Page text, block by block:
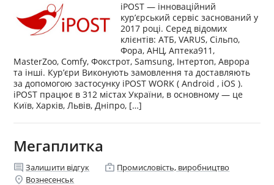
iPOST — інноваційний
кур’єрський сервіс заснований у
2017 році. Серед відомих
клієнтів: АТБ, VARUS, Сільпо,
Фора, АНЦ, Аптека911,
MasterZoo, Comfy, Фокстрот, Samsung, Інтертоп, Аврора
та інші. Кур’єри Виконують замовлення та доставляють
за допомогою застосунку iPOST WORK ( Android , iOS ).
iPOST працює в 312 містах України, в основному — це
Київ, Харків, Львів, Дніпро, […]
Мегаплитка
comment Залишити відгук enterprise Промисловість, виробництво
location_on Вознесенськ